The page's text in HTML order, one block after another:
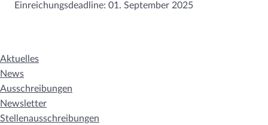
Einreichungsdeadline: 01. September 2025
Aktuelles
News
Ausschreibungen
Newsletter
Stellenausschreibungen